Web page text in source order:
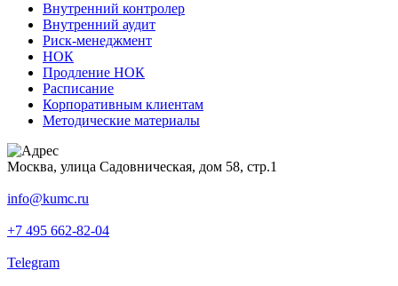
Внутренний контролер
Внутренний аудит
Риск-менеджмент
НОК
Продление НОК
Расписание
Корпоративным клиентам
Методические материалы
Москва, улица Садовническая, дом 58, стр.1
info@kumc.ru
+7 495 662-82-04
Telegram